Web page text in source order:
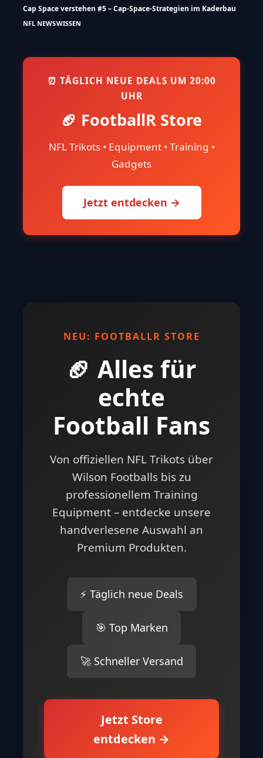
Cap Space verstehen #5 – Cap-Space-Strategien im Kaderbau
NFL NEWSWISSEN
⏰ TÄGLICH NEUE DEALS UM 20:00
UHR
🏈 FootballR Store
NFL Trikots • Equipment • Training •
Gadgets
Jetzt entdecken →
NEU: FOOTBALLR STORE
🏈 Alles für
echte
Football Fans
Von offiziellen NFL Trikots über
Wilson Footballs bis zu
professionellem Training
Equipment – entdecke unsere
handverlesene Auswahl an
Premium Produkten.
⚡ Täglich neue Deals
🎯 Top Marken
🚀 Schneller Versand
Jetzt Store
entdecken →